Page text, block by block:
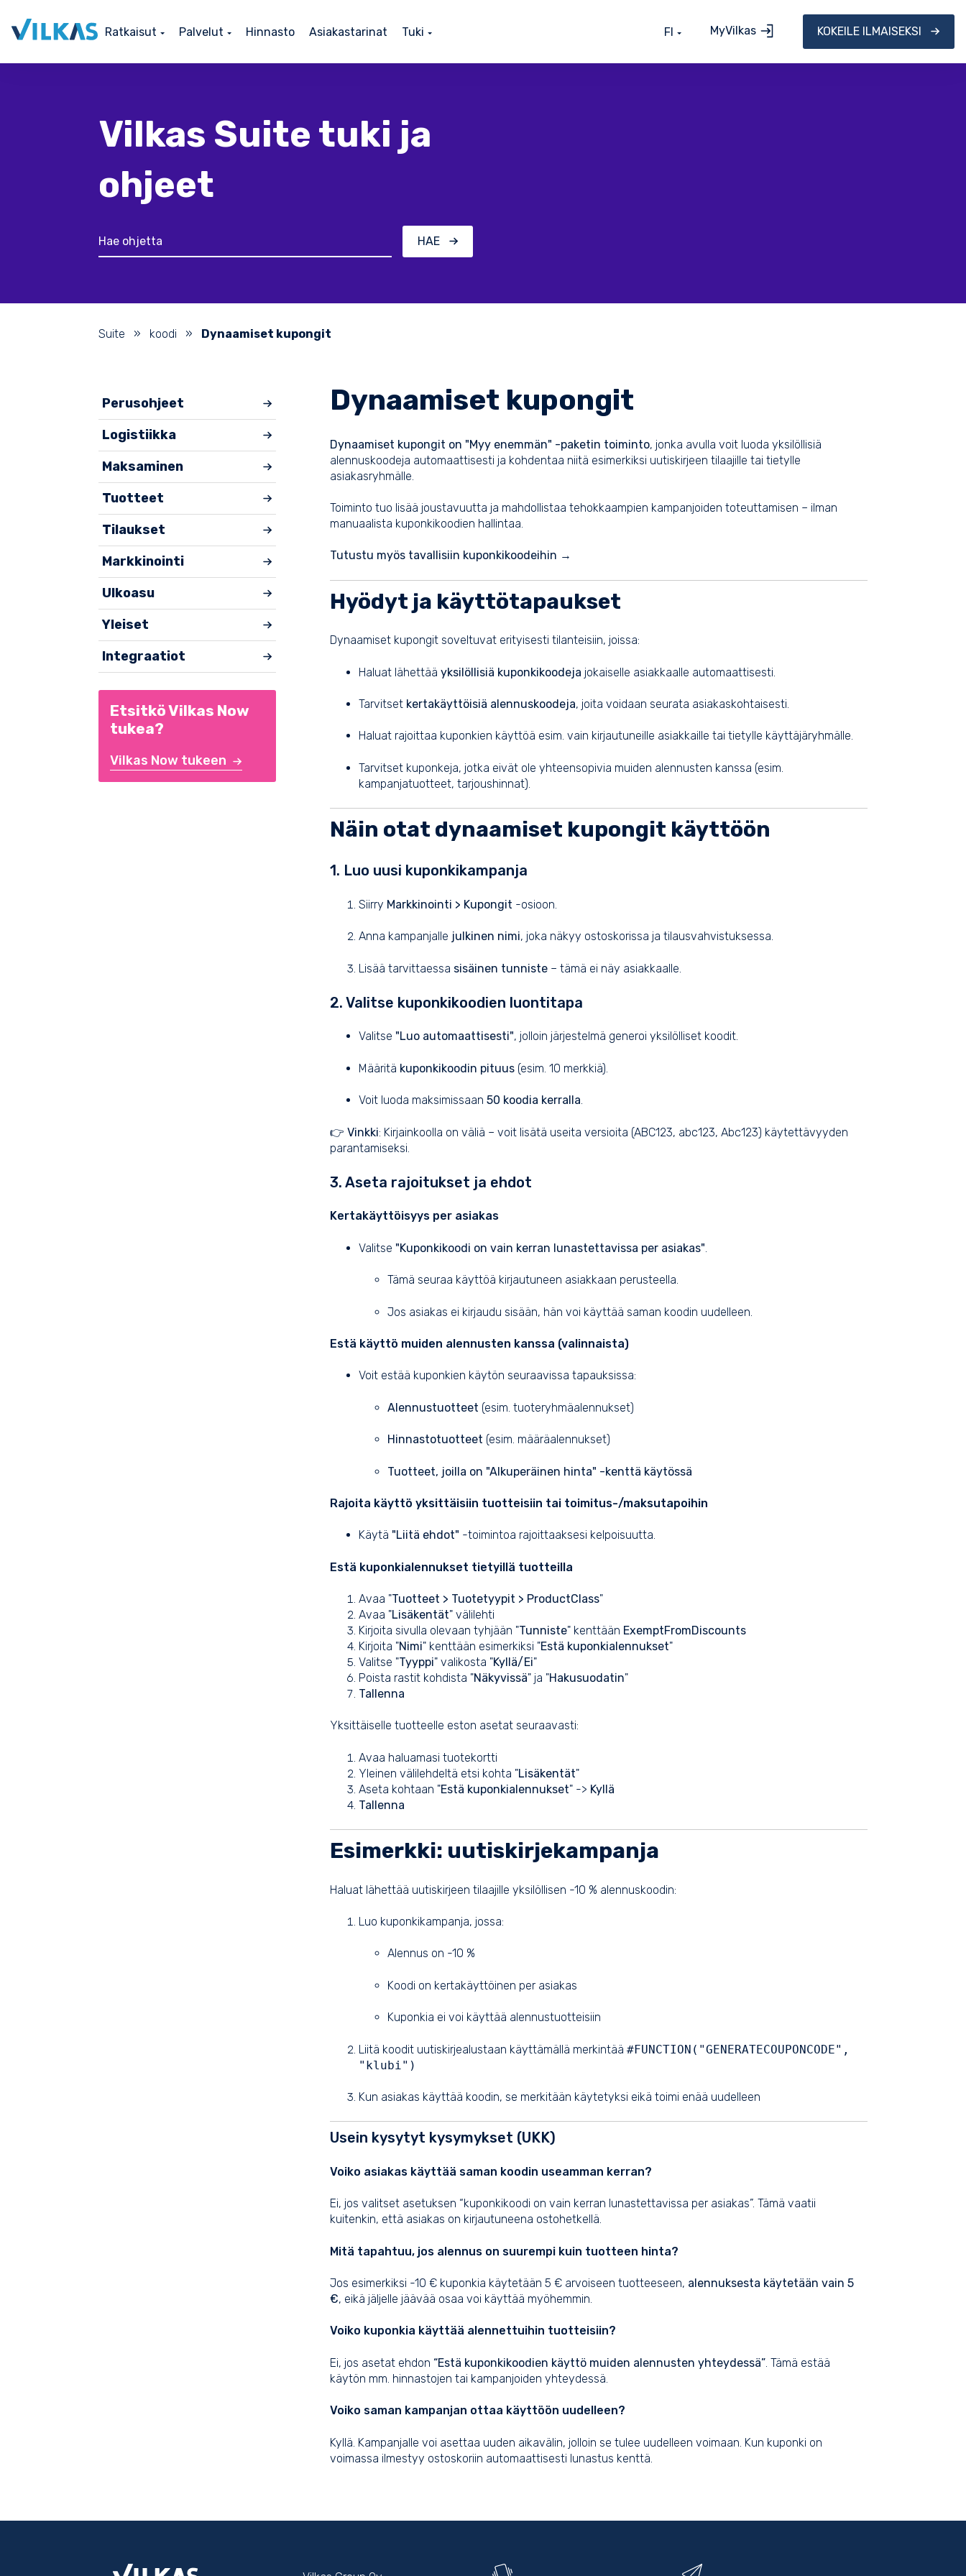
Ratkaisut Palvelut Hinnasto Asiakastarinat Tuki FI MyVilkas KOKEILE ILMAISEKSI
Vilkas Suite tuki ja
ohjeet
HAE
Suite » koodi » Dynaamiset kupongit
Perusohjeet
Logistiikka
Maksaminen
Tuotteet
Tilaukset
Markkinointi
Ulkoasu
Yleiset
Integraatiot
Etsitkö Vilkas Now
tukea?
Vilkas Now tukeen
Dynaamiset kupongit
Dynaamiset kupongit on "Myy enemmän" -paketin toiminto, jonka avulla voit luoda yksilöllisiä
alennuskoodeja automaattisesti ja kohdentaa niitä esimerkiksi uutiskirjeen tilaajille tai tietylle
asiakasryhmälle.
Toiminto tuo lisää joustavuutta ja mahdollistaa tehokkaampien kampanjoiden toteuttamisen – ilman
manuaalista kuponkikoodien hallintaa.
Tutustu myös tavallisiin kuponkikoodeihin →
Hyödyt ja käyttötapaukset
Dynaamiset kupongit soveltuvat erityisesti tilanteisiin, joissa:
Haluat lähettääyksilöllisiä kuponkikoodeja jokaiselle asiakkaalle automaattisesti.
Tarvitset kertakäyttöisiä alennuskoodeja, joita voidaan seurata asiakaskohtaisesti.
Haluat rajoittaa kuponkien käyttöä esim. vain kirjautuneille asiakkaille tai tietylle käyttäjäryhmälle.
Tarvitset kuponkeja, jotka eivät ole yhteensopivia muiden alennusten kanssa (esim.
kampanjatuotteet, tarjoushinnat).
Näin otat dynaamiset kupongit käyttöön
1. Luo uusi kuponkikampanja
Siirry Markkinointi > Kupongit -osioon.
Anna kampanjalle julkinen nimi, joka näkyy ostoskorissa ja tilausvahvistuksessa.
Lisää tarvittaessa sisäinen tunniste – tämä ei näy asiakkaalle.
2. Valitse kuponkikoodien luontitapa
Valitse "Luo automaattisesti", jolloin järjestelmä generoi yksilölliset koodit.
Määritä kuponkikoodin pituus (esim. 10 merkkiä).
Voit luoda maksimissaan50 koodia kerralla.
👉Vinkki: Kirjainkoolla on väliä – voit lisätä useita versioita (ABC123, abc123, Abc123) käytettävyyden
parantamiseksi.
3. Aseta rajoitukset ja ehdot
Kertakäyttöisyys per asiakas
Valitse "Kuponkikoodi on vain kerran lunastettavissa per asiakas"
Tämä seuraa käyttöä kirjautuneen asiakkaan perusteella.
Jos asiakas ei kirjaudu sisään, hän voi käyttää saman koodin uudelleen.
Estä käyttö muiden alennusten kanssa (valinnaista)
Voit estää kuponkien käytön seuraavissa tapauksissa:
Alennustuotteet (esim. tuoteryhmäalennukset)
Hinnastotuotteet (esim. määräalennukset)
Tuotteet, joilla on "Alkuperäinen hinta" -kenttä käytössä
Rajoita käyttö yksittäisiin tuotteisiin tai toimitus-/maksutapoihin
Käytä "Liitä ehdot" -toimintoa rajoittaaksesi kelpoisuutta.
Estä kuponkialennukset tietyillä tuotteilla
Avaa "Tuotteet > Tuotetyypit > ProductClass"
Avaa "Lisäkentät" välilehti
Kirjoita sivulla olevaan tyhjään "Tunniste" kenttään ExemptFromDiscounts
Kirjoita "Nimi" kenttään esimerkiksi "Estä kuponkialennukset"
Valitse "Tyyppi" valikosta "Kyllä/Ei"
Poista rastit kohdista "Näkyvissä" ja "Hakusuodatin"
Tallenna
Yksittäiselle tuotteelle eston asetat seuraavasti:
Avaa haluamasi tuotekortti
Yleinen välilehdeltä etsi kohta "Lisäkentät"
Aseta kohtaan "Estä kuponkialennukset" -> Kyllä
Tallenna
Esimerkki: uutiskirjekampanja
Haluat lähettää uutiskirjeen tilaajille yksilöllisen -10 % alennuskoodin:
Luo kuponkikampanja, jossa:
Alennus on -10 %
Koodi on kertakäyttöinen per asiakas
Kuponkia ei voi käyttää alennustuotteisiin
Liitä koodit uutiskirjealustaan käyttämällä merkintää#FUNCTION("GENERATECOUPONCODE",
"klubi")
Kun asiakas käyttää koodin, se merkitään käytetyksi eikä toimi enää uudelleen
Usein kysytyt kysymykset (UKK)
Voiko asiakas käyttää saman koodin useamman kerran?
Ei, jos valitset asetuksen “kuponkikoodi on vain kerran lunastettavissa per asiakas”. Tämä vaatii
kuitenkin, että asiakas on kirjautuneena ostohetkellä.
Mitä tapahtuu, jos alennus on suurempi kuin tuotteen hinta?
Jos esimerkiksi -10 € kuponkia käytetään 5 € arvoiseen tuotteeseen, alennuksesta käytetään vain 5
€, eikä jäljelle jäävää osaa voi käyttää myöhemmin.
Voiko kuponkia käyttää alennettuihin tuotteisiin?
Ei, jos asetat ehdon“Estä kuponkikoodien käyttö muiden alennusten yhteydessä” . Tämä estää
käytön mm. hinnastojen tai kampanjoiden yhteydessä.
Voiko saman kampanjan ottaa käyttöön uudelleen?
Kyllä. Kampanjalle voi asettaa uuden aikavälin, jolloin se tulee uudelleen voimaan. Kun kuponki on
voimassa ilmestyy ostoskoriin automaattisesti lunastus kenttä.